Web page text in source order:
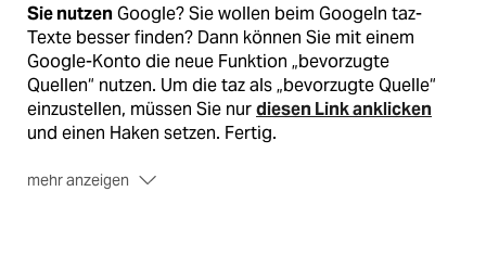
Sie nutzenGoogle? Sie wollen beim Googeln taz-
Texte besser finden? Dann können Sie mit einem
Google-Konto die neue Funktion „bevorzugte
Quellen“ nutzen. Um die taz als „bevorzugte Quelle“
einzustellen, müssen Sie nurdiesen Link anklicken
und einen Haken setzen. Fertig.
mehr anzeigen